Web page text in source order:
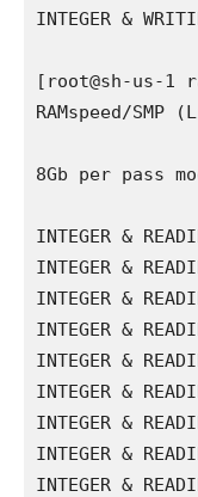
INTEGER &
[root@sh-us-1
RAMspeed/
8Gb per pass
INTEGER &
INTEGER &
INTEGER &
INTEGER &
INTEGER &
INTEGER &
INTEGER &
INTEGER &
INTEGER &